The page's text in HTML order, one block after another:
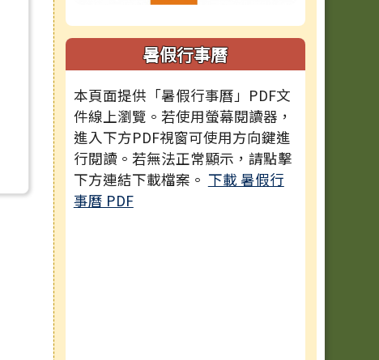
暑假行事曆
本頁面提供「暑假行事曆」PDF文
件線上瀏覽。若使用螢幕閱讀器，
進入下方PDF視窗可使用方向鍵進
行閱讀。若無法正常顯示，請點擊
下方連結下載檔案。 下載 暑假行
事曆 PDF